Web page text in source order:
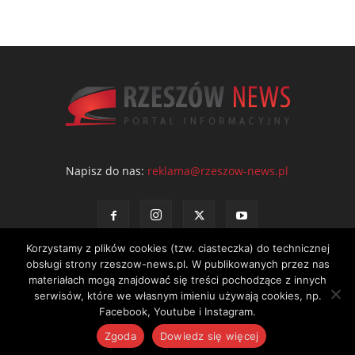
Napisz do nas: reklama@rzeszow-news.pl
Kontakt Polityka prywatności Regulamin portalu
© NEWS Sp. z o.o. - wydawca portalu Rzeszów News. Wszystkie prawa
zastrzeżone. Tel.: 601 97 55 30
Korzystamy z plików cookies (tzw. ciasteczka) do technicznej
obsługi strony rzeszow-news.pl. W publikowanych przez nas
materiałach mogą znajdować się treści pochodzące z innych
serwisów, które we własnym imieniu używają cookies, np.
Facebook, Youtube i Instagram.
Zgoda
Dowiedz się więcej